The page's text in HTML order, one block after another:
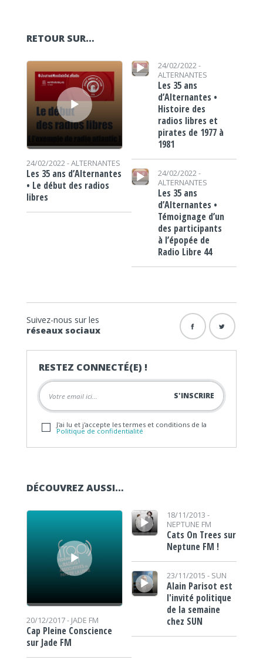
RETOUR SUR…
Lecteur audio
24/02/2022 -ALTERNANTES
Les 35 ans d’Alternantes
• Le début des radios
libres
Lecteur audio
24/02/2022 -
ALTERNANTES
Les 35 ans
d’Alternantes •
Histoire des
radios libres et
pirates de 1977 à
1981
Lecteur audio
24/02/2022 -
ALTERNANTES
Les 35 ans
d’Alternantes •
Témoignage d’un
des participants
à l’épopée de
Radio Libre 44
Suivez-nous sur les
réseaux sociaux
RESTEZ CONNECTÉ(E) !
J'ai lu et j'accepte les termes et conditions de la
Politique de confidentialité
DÉCOUVREZ AUSSI…
Lecteur audio
20/12/2017 - JADE FM
Cap Pleine Conscience
sur Jade FM
Lecteur audio18/11/2013 -
NEPTUNE FM
Cats On Trees sur
Neptune FM !
Lecteur audio
23/11/2015 - SUN
Alain Parisot est
l'invité politique
de la semaine
chez SUN